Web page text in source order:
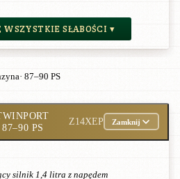
WSZYSTKIE SŁABOŚCI ▾
· 87–90 PS
87–90 PS
Z14XEP Zamknij
silnik 1,4 litra z napędem